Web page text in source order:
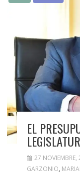
EL
27 NOVIEMBRE,
GARZONIO,